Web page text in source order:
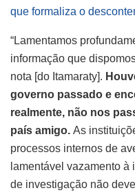
que formaliza o
“Lamentamos
informação que
nota [do Itamaraty].
governo passado e
realmente, não nos
país amigo. As
processos internos de
lamentável vazamento
de investigação não